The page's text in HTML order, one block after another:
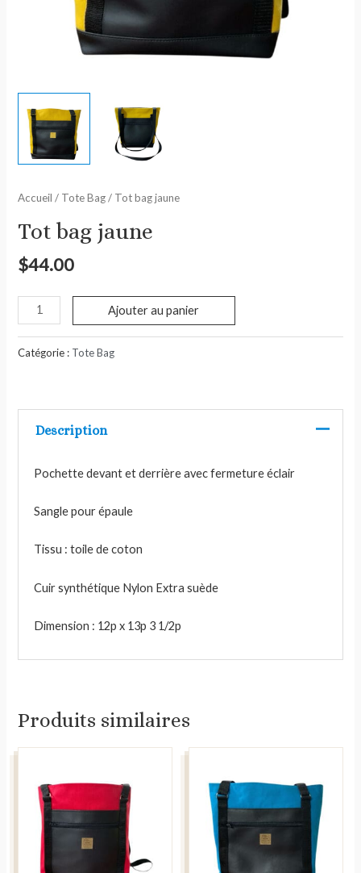
Accueil / Tote Bag/ Tot bag jaune
Tot bag jaune
$44.00
Ajouter au panier
Catégorie : Tote Bag
Description
Pochette devant et derrière avec fermeture éclair
Sangle pour épaule
Tissu : toile de coton
Cuir synthétique Nylon Extra suède
Dimension : 12p x 13p 3 1/2p
Produits similaires